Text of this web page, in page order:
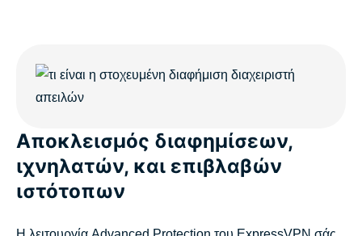
Αποκλεισμός διαφημίσεων,
ιχνηλατών, και επιβλαβών
ιστότοπων